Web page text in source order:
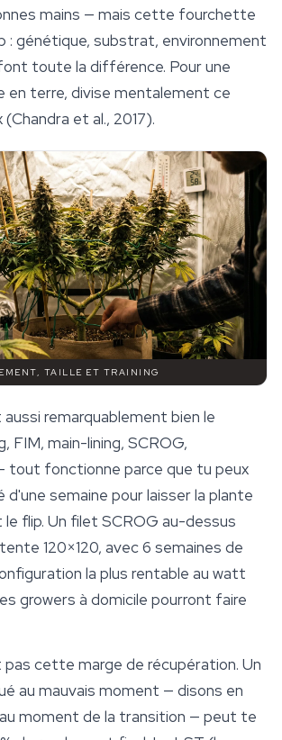
mains — mais cette fourchette
: génétique, substrat, environnement
toute la différence. Pour une
en terre, divise mentalement ce
et al., 2017).
TAILLE ET TRAINING
remarquablement bien le
FIM, main-lining, SCROG,
tout fonctionne parce que tu peux
d'une semaine pour laisser la plante
flip. Un filet SCROG au-dessus
120×120, avec 6 semaines de
la plus rentable au watt
growers à domicile pourront faire
cette marge de récupération. Un
au mauvais moment — disons en
moment de la transition — peut te